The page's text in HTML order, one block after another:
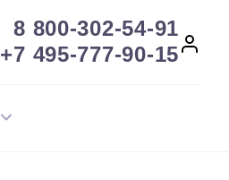
8 800-302-54-91
+7 495-777-90-15